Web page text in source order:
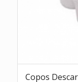
Copos